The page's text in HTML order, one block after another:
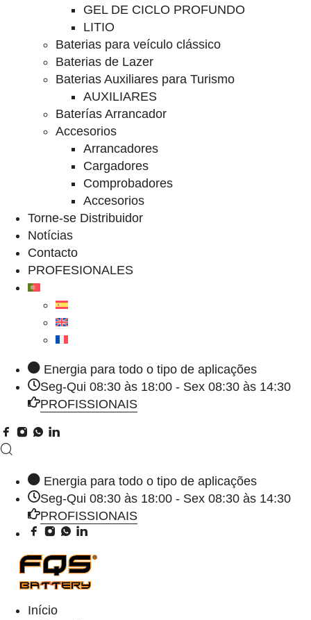
GEL DE CICLO PROFUNDO
LITIO
Baterias para veículo clássico
Baterias de Lazer
Baterias Auxiliares para Turismo
AUXILIARES
Baterías Arrancador
Accesorios
Arrancadores
Cargadores
Comprobadores
Accesorios
Torne-se Distribuidor
Notícias
Contacto
PROFESIONALES
Energia para todo o tipo de aplicações
Seg-Qui 08:30 às 18:00 - Sex 08:30 às 14:30
PROFISSIONAIS
Energia para todo o tipo de aplicações
Seg-Qui 08:30 às 18:00 - Sex 08:30 às 14:30
PROFISSIONAIS
Início